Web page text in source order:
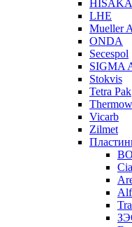
HISAKA
LHE
Mueller
ONDA
Secespol
SIGMA
Stokvis
Tetra Pak
Vicarb
Zilmet